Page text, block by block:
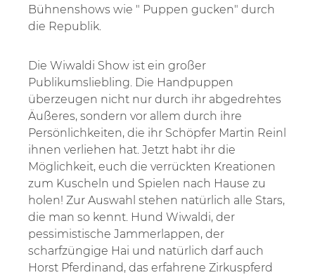
Bühnenshows wie " Puppen gucken" durch
die Republik.
Die Wiwaldi Show ist ein großer
Publikumsliebling. Die Handpuppen
überzeugen nicht nur durch ihr abgedrehtes
Äußeres, sondern vor allem durch ihre
Persönlichkeiten, die ihr Schöpfer Martin Reinl
ihnen verliehen hat. Jetzt habt ihr die
Möglichkeit, euch die verrückten Kreationen
zum Kuscheln und Spielen nach Hause zu
holen! Zur Auswahl stehen natürlich alle Stars,
die man so kennt. Hund Wiwaldi, der
pessimistische Jammerlappen, der
scharfzüngige Hai und natürlich darf auch
Horst Pferdinand, das erfahrene Zirkuspferd